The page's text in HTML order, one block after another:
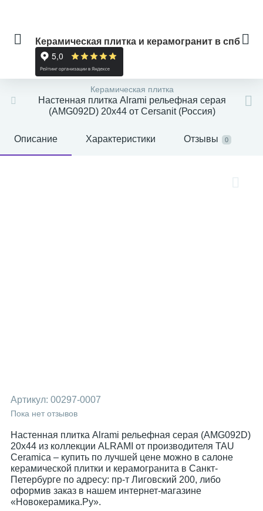
Керамическая плитка и керамогранит в спб
Керамическая плитка
Настенная плитка Alrami рельефная серая
(AMG092D) 20x44 от Cersanit (Россия)
Описание Характеристики Отзывы 0
Артикул: 00297-0007
Пока нет отзывов
Настенная плитка Alrami рельефная серая (AMG092D)
20x44 из коллекции ALRAMI от производителя TAU
Ceramica – купить по лучшей цене можно в салоне
керамической плитки и керамогранита в Санкт-
Петербурге по адресу: пр-т Лиговский 200, либо
оформив заказ в нашем интернет-магазине
«Новокерамика.Ру».